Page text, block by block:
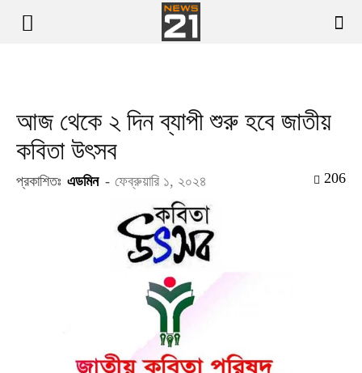
আজ থেকে ২ দিন ব্যাপী শুরু হবে জাতীয়
কবিতা উৎসব
প্রকাশিতঃ এডমিন - ফেব্রুয়ারি ১, ২০২৪ 206